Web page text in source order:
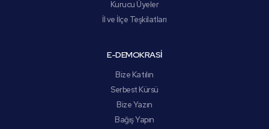
Kurucu Üyeler
İl ve İlçe Teşkilatları
E-DEMOKRASİ
Bize Katılın
Serbest Kürsü
Bize Yazın
Bağış Yapın